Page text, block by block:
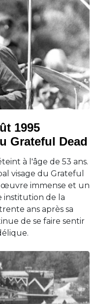
1995
Grateful Dead
à l'âge de 53 ans.
visage du Grateful
œuvre immense et un
institution de la
ans après sa
de se faire sentir